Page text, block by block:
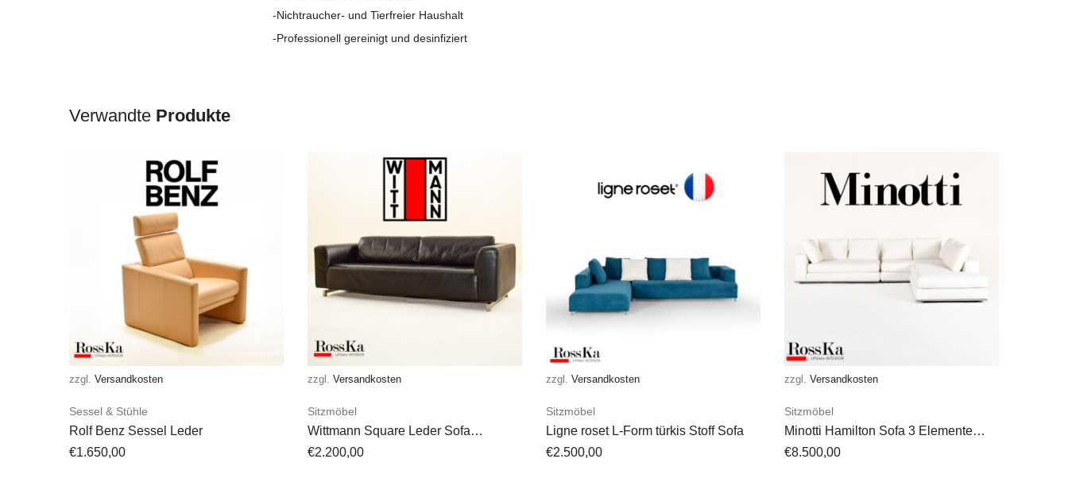
-Nichtraucher- und Tierfreier Haushalt
-Professionell gereinigt und desinfiziert
Verwandte Produkte
zzgl. Versandkosten
Sessel & Stühle
Rolf Benz Sessel Leder
€1.650,00
zzgl. Versandkosten
Sitzmöbel
Wittmann Square Leder Sofa
Schwarz
€2.200,00
zzgl. Versandkosten
Sitzmöbel
Ligne roset L-Form türkis Stoff Sofa
€2.500,00
zzgl. Versandkosten
Sitzmöbel
Minotti Hamilton Sofa 3 Elemente
Stoff Creme / Off-White
€8.500,00